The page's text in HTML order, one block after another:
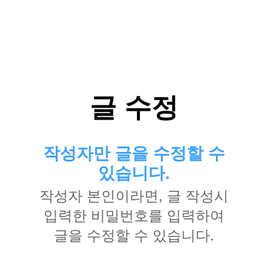
글 수정
작성자만 글을 수정할 수
있습니다.
작성자 본인이라면, 글 작성시
입력한 비밀번호를 입력하여
글을 수정할 수 있습니다.